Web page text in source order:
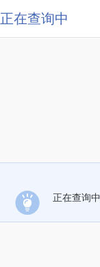
正在查询中
正在查询